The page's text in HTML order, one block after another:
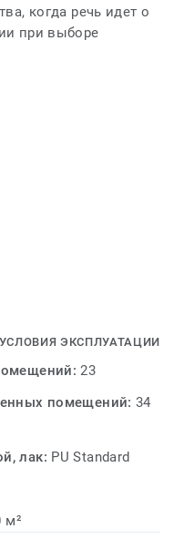
когда речь идет о
при выборе
помещениях с
для укладки
воплощают
и богатые
поможет уложить
счастливым, бывает
в доме, бывает
PRIME CLICK —
напольного покрытия
ЭКСПЛУАТАЦИИ
23
помещений:34
лак: PU Standard
м²